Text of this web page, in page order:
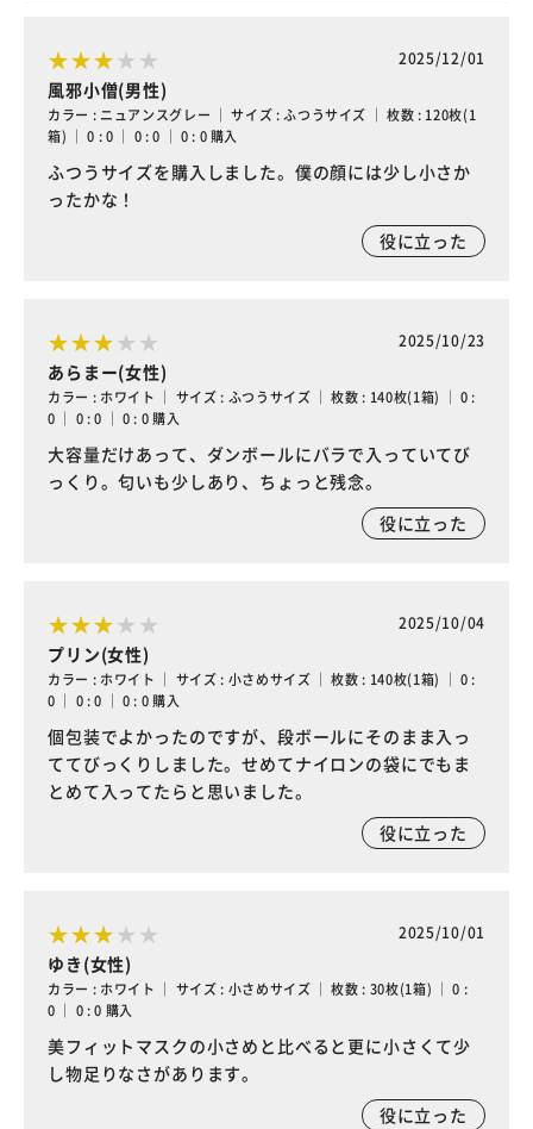
2025/12/01
風邪小僧(男性)
カラー : ニュアンスグレー ｜ サイズ : ふつうサイズ ｜ 枚数 : 120枚(1
箱) ｜ 0 : 0 ｜ 0 : 0 ｜ 0 : 0 購入
ふつうサイズを購入しました。僕の顔には少し小さか
ったかな！
役に立った
2025/10/23
あらまー(女性)
カラー : ホワイト ｜ サイズ : ふつうサイズ ｜ 枚数 : 140枚(1箱) ｜ 0 :
0 ｜ 0 : 0 ｜ 0 : 0 購入
大容量だけあって、ダンボールにバラで入っていてび
っくり。匂いも少しあり、ちょっと残念。
役に立った
2025/10/04
プリン(女性)
カラー : ホワイト ｜ サイズ : 小さめサイズ ｜ 枚数 : 140枚(1箱) ｜ 0 :
0 ｜ 0 : 0 ｜ 0 : 0 購入
個包装でよかったのですが、段ボールにそのまま入っ
ててびっくりしました。せめてナイロンの袋にでもま
とめて入ってたらと思いました。
役に立った
2025/10/01
ゆき(女性)
カラー : ホワイト ｜ サイズ : 小さめサイズ ｜ 枚数 : 30枚(1箱) ｜ 0 :
0 ｜ 0 : 0 購入
美フィットマスクの小さめと比べると更に小さくて少
し物足りなさがあります。
役に立った